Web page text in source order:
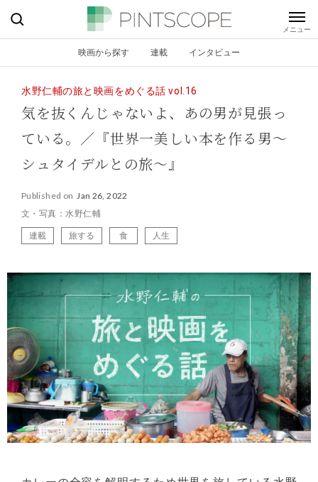
映画から探す 連載 インタビュー
水野仁輔の旅と映画をめぐる話 vol.16
気を抜くんじゃないよ、あの男が見張っ
ている。／『世界一美しい本を作る男〜
シュタイデルとの旅〜』
Published on Jan 26, 2022
文・写真：水野仁輔
連載 旅する 食 人生